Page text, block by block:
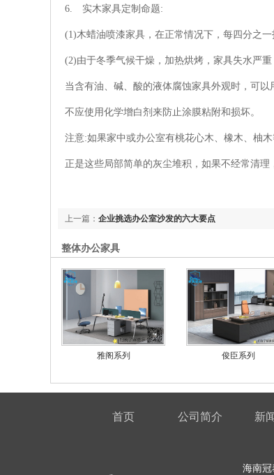
6. 实木家具定制命题:
(1)木蜡油喷漆家具，在正常情况下，每四分之
(2)由于冬季气候干燥，加热烘烤，家具失水严重
当含有油、碱、酸的液体腐蚀家具外观时，可以
不应使用化学增白剂来防止涂膜粘附和损坏。
注意:如果家中或办公室有桃花心木、橡木、柚
正是这些局部简单的灰尘堆积，如果不经常清理
上一篇： 企业挑选办公室沙发的六大要点
整体办公家具
雅阁系列 俊臣系列
首页 公司简介 新
海南冠